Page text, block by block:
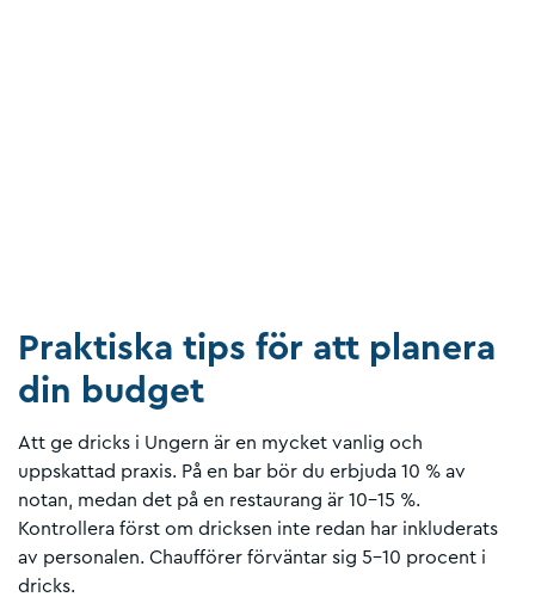
Praktiska tips för att planera
din budget
Att ge dricks i Ungern är en mycket vanlig och
uppskattad praxis. På en bar bör du erbjuda 10 % av
notan, medan det på en restaurang är 10-15 %.
Kontrollera först om dricksen inte redan har inkluderats
av personalen. Chaufförer förväntar sig 5-10 procent i
dricks.